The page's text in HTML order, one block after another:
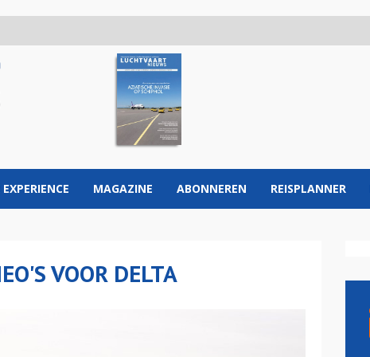
EXPERIENCE MAGAZINE ABONNEREN REISPLANNER
VOOR DELTA